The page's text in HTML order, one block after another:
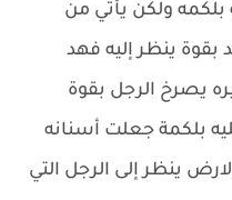
بلكمه ولكن يأتي من
بقوة ينظر إليه فهد
يصرخ الرجل بقوة
بلكمة جعلت أسنانه
ينظر إلى الرجل التي